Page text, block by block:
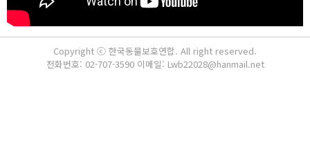
Copyright ⓒ 한국동물보호연합. All right reserved.
전화번호: 02-707-3590 이메일: Lwb22028@hanmail.net